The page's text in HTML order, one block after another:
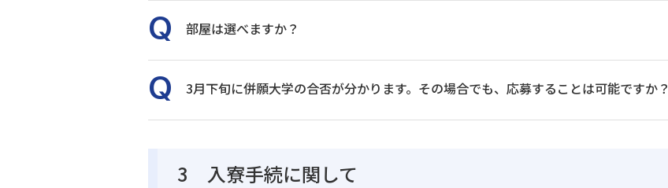
部屋は選べますか？
3月下旬に併願大学の合否が分かります。その場合でも、応募することは可能ですか？
3 入寮手続に関して